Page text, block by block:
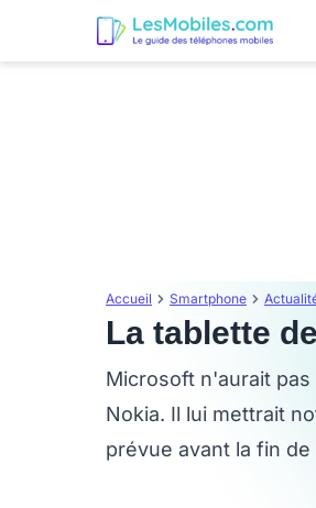
Accueil Smartphone
La tablette
Microsoft n'aurait
Nokia. Il lui mettrait
prévue avant la fin de